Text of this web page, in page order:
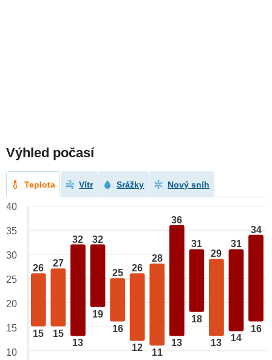
Výhled počasí
Teplota Vítr Srážky Nový sníh
26
15
27
15
32
13
32
19
25
16
26
12
28
11
36
13
31
18
29
13
31
14
34
16
40
35
30
25
20
15
10